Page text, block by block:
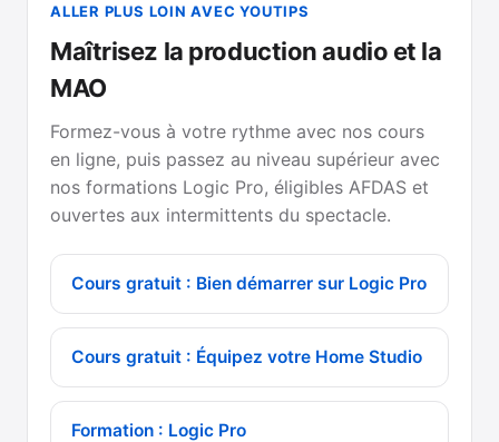
ALLER PLUS LOIN AVEC YOUTIPS
Maîtrisez la production audio et la
MAO
Formez-vous à votre rythme avec nos cours
en ligne, puis passez au niveau supérieur avec
nos formations Logic Pro, éligibles AFDAS et
ouvertes aux intermittents du spectacle.
Cours gratuit : Bien démarrer sur Logic Pro
Cours gratuit : Équipez votre Home Studio
Formation : Logic Pro